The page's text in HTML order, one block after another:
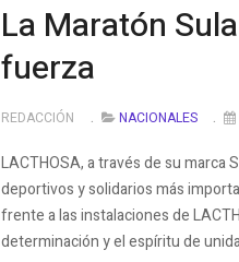
La Maratón
fuerza
REDACCIÓN NACIONALES
LACTHOSA, a través de su marca
deportivos y solidarios más
frente a las instalaciones de
determinación y el espíritu de